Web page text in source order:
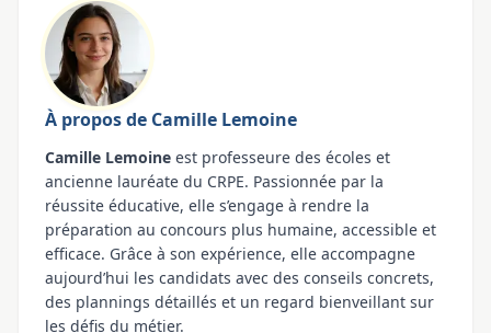
À propos de Camille Lemoine
Camille Lemoine est professeure des écoles et
ancienne lauréate du CRPE. Passionnée par la
réussite éducative, elle s’engage à rendre la
préparation au concours plus humaine, accessible et
efficace. Grâce à son expérience, elle accompagne
aujourd’hui les candidats avec des conseils concrets,
des plannings détaillés et un regard bienveillant sur
les défis du métier.